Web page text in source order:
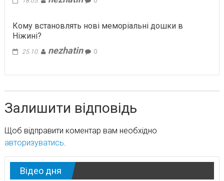
Кому встановлять нові меморіальні дошки в
Ніжині?
25.10. nezhatin 0
Залишити відповідь
Щоб відправити коментар вам необхідно
авторизуватись.
Відео дня